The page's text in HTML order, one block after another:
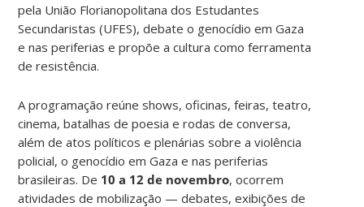
pela União Florianopolitana dos Estudantes
Secundaristas (UFES), debate o genocídio em Gaza
e nas periferias e propõe a cultura como ferramenta
de resistência.
A programação reúne shows, oficinas, feiras, teatro,
cinema, batalhas de poesia e rodas de conversa,
além de atos políticos e plenárias sobre a violência
policial, o genocídio em Gaza e nas periferias
brasileiras. De 10 a 12 de novembro, ocorrem
atividades de mobilização — debates, exibições de